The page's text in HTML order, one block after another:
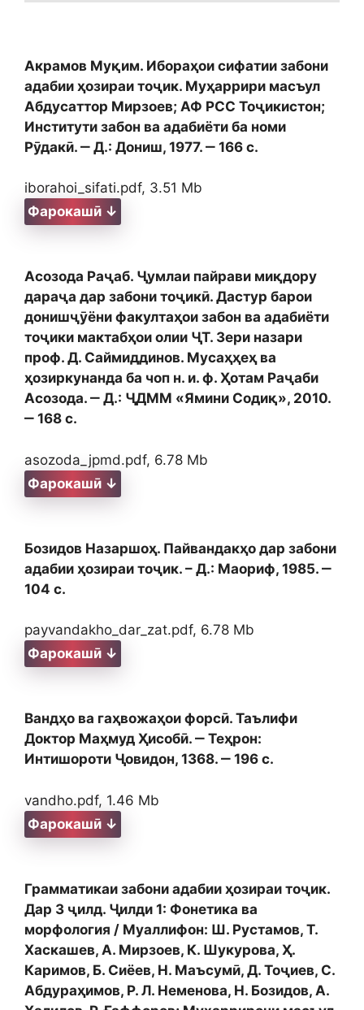
Акрамов Муқим. Ибораҳои сифатии забони
адабии ҳозираи тоҷик. Муҳаррири масъул
Абдусаттор Мирзоев; АФ РСС Тоҷикистон;
Институти забон ва адабиёти ба номи
Рӯдакӣ. ‒ Д.: Дониш, 1977. ‒ 166 с.
iborahoi_sifati.pdf, 3.51 Mb
Фарокашӣ ↓
Асозода Раҷаб. Ҷумлаи пайрави миқдору
дараҷа дар забони тоҷикӣ. Дастур барои
донишҷӯёни факултаҳои забон ва адабиёти
тоҷики мактабҳои олии ҶТ. Зери назари
проф. Д. Саймиддинов. Мусаҳҳеҳ ва
ҳозиркунанда ба чоп н. и. ф. Ҳотам Раҷаби
Асозода. ‒ Д.: ҶДММ «Ямини Содиқ», 2010.
‒ 168 с.
asozoda_jpmd.pdf, 6.78 Mb
Фарокашӣ ↓
Бозидов Назаршоҳ. Пайвандакҳо дар забони
адабии ҳозираи тоҷик. – Д.: Маориф, 1985. ‒
104 c.
payvandakho_dar_zat.pdf, 6.78 Mb
Фарокашӣ ↓
Вандҳо ва гаҳвожаҳои форсӣ. Таълифи
Доктор Маҳмуд Ҳисобӣ. ‒ Теҳрон:
Интишороти Ҷовидон, 1368. ‒ 196 с.
vandho.pdf, 1.46 Mb
Фарокашӣ ↓
Грамматикаи забони адабии ҳозираи тоҷик.
Дар 3 ҷилд. Ҷилди 1: Фонетика ва
морфология / Муаллифон: Ш. Рустамов, Т.
Хаскашев, А. Мирзоев, К. Шукурова, Ҳ.
Каримов, Б. Сиёев, Н. Маъсумӣ, Д. Тоҷиев, С.
Абдураҳимов, Р. Л. Неменова, Н. Бозидов, А.